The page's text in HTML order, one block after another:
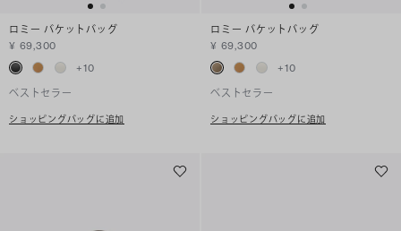
ロミー バケットバッグ
¥ 69,300
+10
ベストセラー
ショッピングバッグに追加
ロミー バケットバッグ
¥ 69,300
+10
ベストセラー
ショッピングバッグに追加